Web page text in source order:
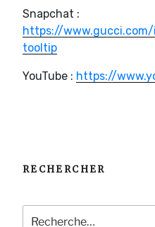
Snapchat :
https://
tooltip
YouTube : https://
RECHERCHER
Recherche
pour